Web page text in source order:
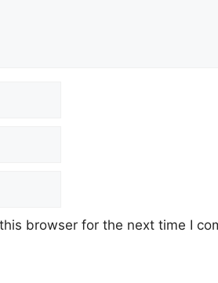
browser for the next time I